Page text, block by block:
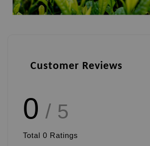
Customer Reviews
0 / 5
Total 0 Ratings